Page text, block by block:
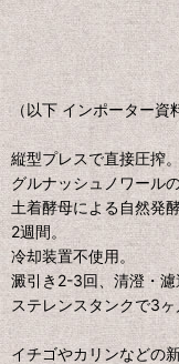
（以下 インポーター資
縦型プレスで直接圧搾。
グルナッシュノワール
土着酵母による自然発
2週間。
冷却装置不使用。
澱引き2-3回、清澄・濾
ステレンスタンクで3
イチゴやカリンなどの